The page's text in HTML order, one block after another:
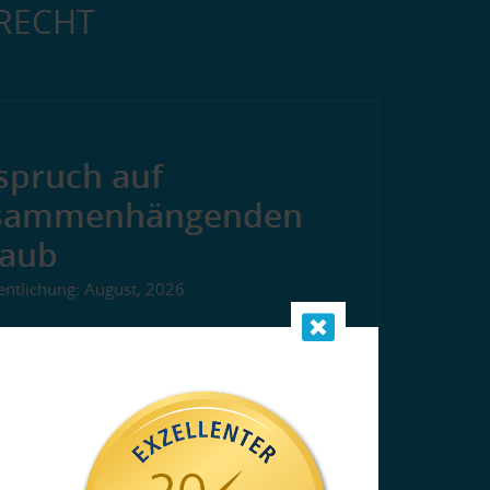
auf
August, 2026
Arbeitnehmerin beantragte Urlaub
lehnte den Antrag jedoch
verwies darauf, dass im Betrieb
keine Urlaubszeiträume
als zwei